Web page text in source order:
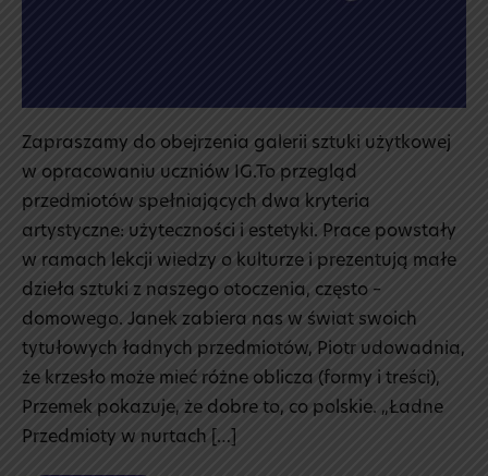
Zapraszamy do obejrzenia galerii sztuki użytkowej
w opracowaniu uczniów IG.To przegląd
przedmiotów spełniających dwa kryteria
artystyczne: użyteczności i estetyki. Prace powstały
w ramach lekcji wiedzy o kulturze i prezentują małe
dzieła sztuki z naszego otoczenia, często –
domowego. Janek zabiera nas w świat swoich
tytułowych ładnych przedmiotów, Piotr udowadnia,
że krzesło może mieć różne oblicza (formy i treści),
Przemek pokazuje, że dobre to, co polskie. „Ładne
Przedmioty w nurtach […]